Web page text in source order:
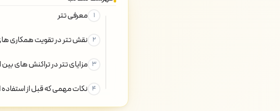
معرفی تتر
نقش تتر در تقویت همکاری
مزایای تتر در تراکنش های بین
نکات مهمی که قبل از استفاده